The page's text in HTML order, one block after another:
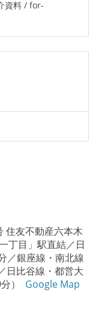
資料 / for-
住友不動産六本木
丁目」駅直結／日
／銀座線・南北線
日比谷線・都営大
）
Google Map